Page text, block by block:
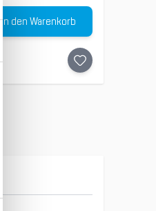
In den Warenkorb